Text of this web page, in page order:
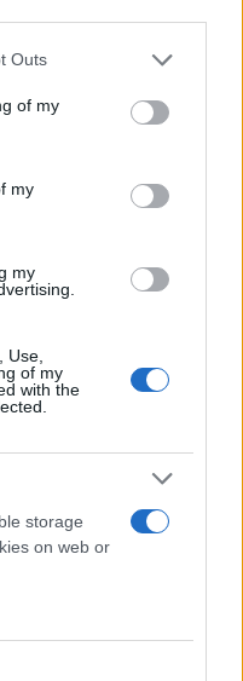
one or more Google
You may click to
its third-party tags to
in below Google
Outs
of my
my
my
Use,
of my
with the
storage
on web or
στον τομέα της
να αναλαμβάνουν την
τους με αποτέλεσμα
και διαμάχες
στο πλευρό
πολλαπλών
Φιλιατών με
εξουθένωση,
ασθενών.